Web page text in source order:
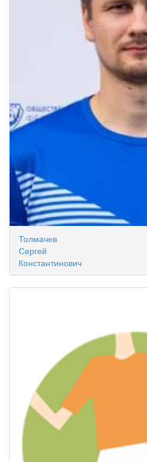
Толмачев
Сергей
Константинович